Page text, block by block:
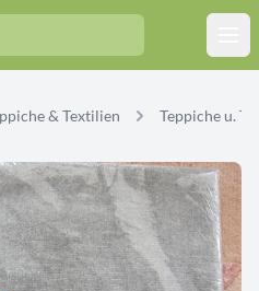
& Textilien Teppiche u.